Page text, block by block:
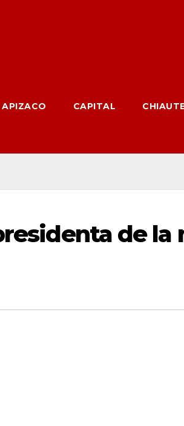
APIZACO CAPITAL
de la